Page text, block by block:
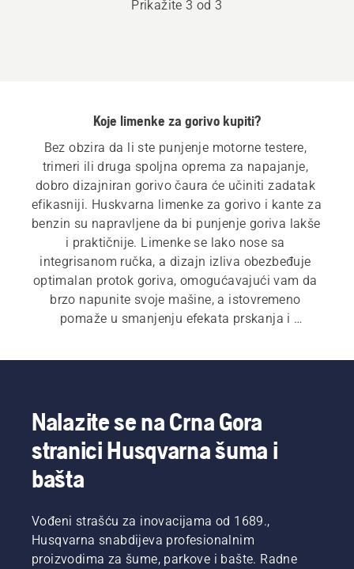
Prikažite 3 od 3
Koje limenke za gorivo kupiti?
Bez obzira da li ste punjenje motorne testere,
trimeri ili druga spoljna oprema za napajanje,
dobro dizajniran gorivo čaura će učiniti zadatak
efikasniji. Huskvarna limenke za gorivo i kante za
benzin su napravljene da bi punjenje goriva lakše
i praktičnije. Limenke se lako nose sa
integrisanom ručka, a dizajn izliva obezbeđuje
optimalan protok goriva, omogućavajući vam da
brzo napunite svoje mašine, a istovremeno
pomaže u smanjenju efekata prskanja i
Nalazite se na Crna Gora
stranici Husqvarna šuma i
bašta
Vođeni strašću za inovacijama od 1689.,
Husqvarna snabdijeva profesionalnim
proizvodima za šume, parkove i bašte. Radne